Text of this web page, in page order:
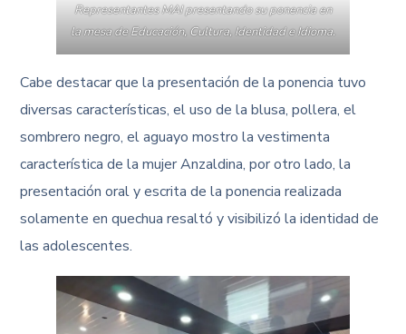
Representantes MAI presentando su ponencia en
la mesa de Educación, Cultura, Identidad e Idioma.
Cabe destacar que la presentación de la ponencia tuvo
diversas características, el uso de la blusa, pollera, el
sombrero negro, el aguayo mostro la vestimenta
característica de la mujer Anzaldina, por otro lado, la
presentación oral y escrita de la ponencia realizada
solamente en quechua resaltó y visibilizó la identidad de
las adolescentes.